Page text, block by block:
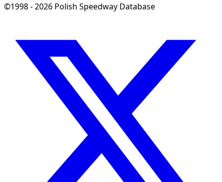
©1998 - 2026 Polish Speedway Database